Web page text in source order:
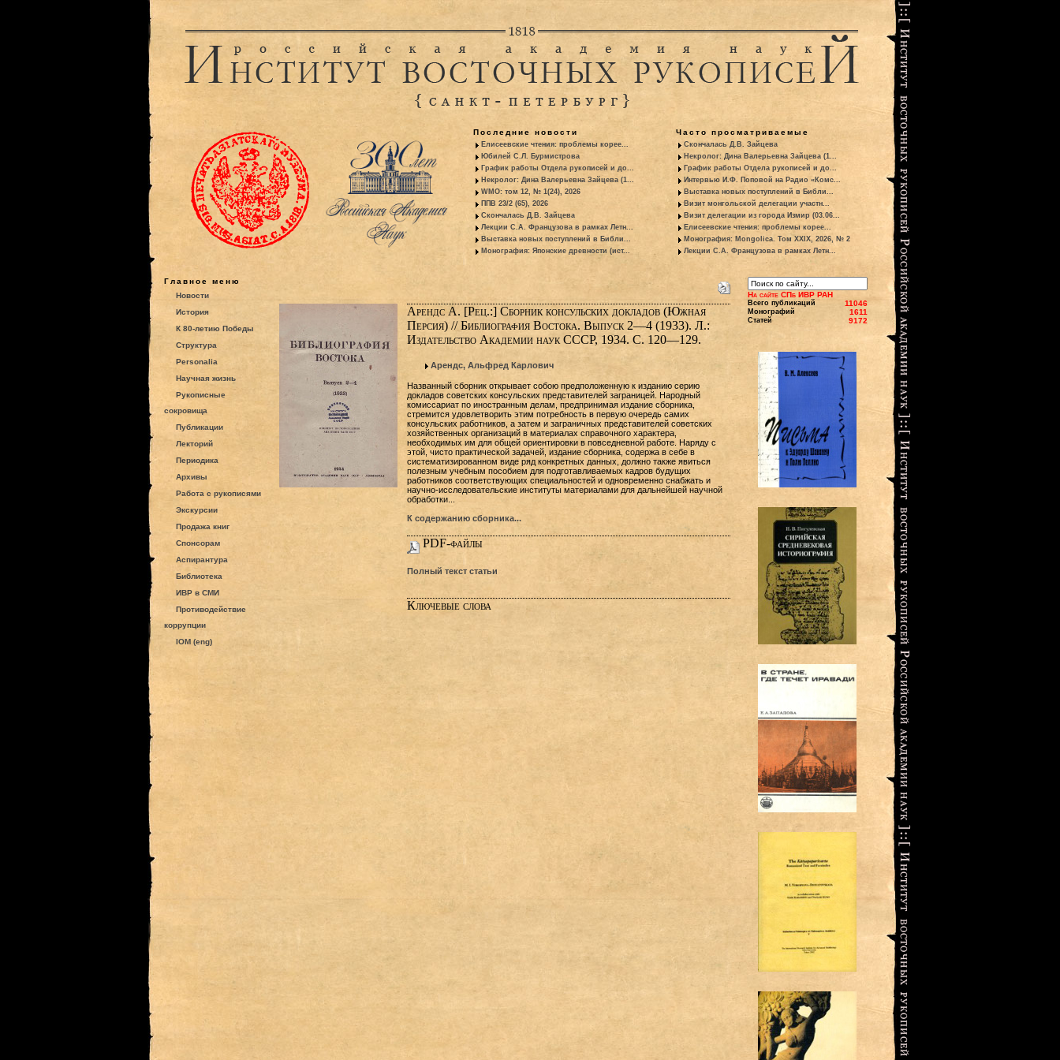
Последние новости
Елисеевские чтения: проблемы корее...
Юбилей С.Л. Бурмистрова
График работы Отдела рукописей и до...
Некролог: Дина Валерьевна Зайцева (1...
WMO: том 12, № 1(24), 2026
ППВ 23/2 (65), 2026
Скончалась Д.В. Зайцева
Лекции С.А. Французова в рамках Летн...
Выставка новых поступлений в Библи...
Монография: Японские древности (ист...
Часто просматриваемые
Скончалась Д.В. Зайцева
Некролог: Дина Валерьевна Зайцева (1...
График работы Отдела рукописей и до...
Интервью И.Ф. Поповой на Радио «Комс...
Выставка новых поступлений в Библи...
Визит монгольской делегации участн...
Визит делегации из города Измир (03.06...
Елисеевские чтения: проблемы корее...
Монография: Mongolica. Том XXIX, 2026, № 2
Лекции С.А. Французова в рамках Летн...
Главное меню
Новости
История
К 80-летию Победы
Структура
Personalia
Научная жизнь
Рукописные
сокровища
Публикации
Лекторий
Периодика
Архивы
Работа с рукописями
Экскурсии
Продажа книг
Спонсорам
Аспирантура
Библиотека
ИВР в СМИ
Противодействие
коррупции
IOM (eng)
Арендс А. [Рец.:] Сборник консульских докладов (Южная
Персия) // Библиография Востока. Выпуск 2—4 (1933). Л.:
Издательство Академии наук СССР, 1934. С. 120—129.
Арендс, Альфред Карлович
Названный сборник открывает собою предположенную к изданию серию
докладов советских консульских представителей заграницей. Народный
комиссариат по иностранным делам, предпринимая издание сборника,
стремится удовлетворить этим потребность в первую очередь самих
консульских работников, а затем и заграничных представителей советских
хозяйственных организаций в материалах справочного характера,
необходимых им для общей ориентировки в повседневной работе. Наряду с
этой, чисто практической задачей, издание сборника, содержа в себе в
систематизированном виде ряд конкретных данных, должно также явиться
полезным учебным пособием для подготавливаемых кадров будущих
работников соответствующих специальностей и одновременно снабжать и
научно-исследовательские институты материалами для дальнейшей научной
обработки...
К содержанию сборника...
PDF-файлы
Полный текст статьи
Ключевые слова
На сайте СПб ИВР РАН
Всего публикаций 11046
Монографий 1611
Статей 9172